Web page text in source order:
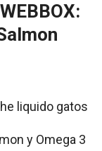
WEBBOX:
y Omega 3